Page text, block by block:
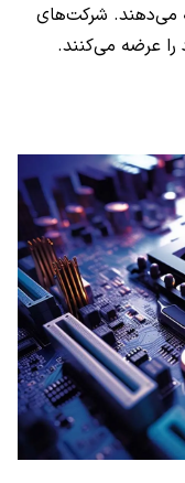
می‌دهند. شرکت‌های